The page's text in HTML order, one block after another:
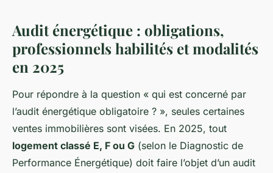
Audit énergétique : obligations,
professionnels habilités et modalités
en 2025
Pour répondre à la question « qui est concerné par
l’audit énergétique obligatoire ? », seules certaines
ventes immobilières sont visées. En 2025, tout
logement classé E, F ou G (selon le Diagnostic de
Performance Énergétique) doit faire l’objet d’un audit